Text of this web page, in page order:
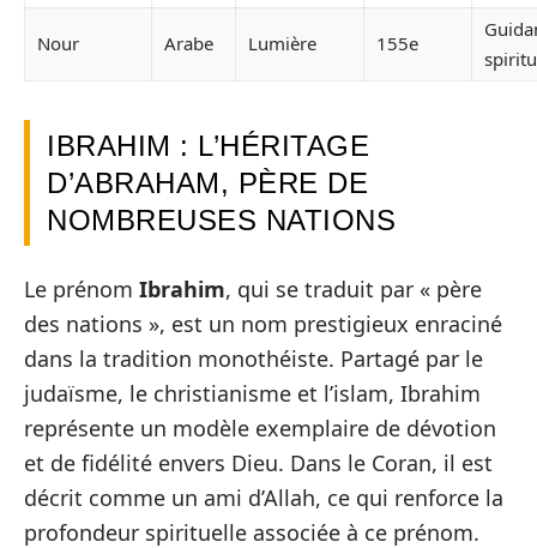
Nour Arabe Lumière 155e
IBRAHIM : L’HÉRITAGE
D’ABRAHAM, PÈRE DE
NOMBREUSES NATIONS
Le prénom Ibrahim, qui se traduit par « père
des nations », est un nom prestigieux enraciné
dans la tradition monothéiste. Partagé par le
judaïsme, le christianisme et l’islam, Ibrahim
représente un modèle exemplaire de dévotion
et de fidélité envers Dieu. Dans le Coran, il est
décrit comme un ami d’Allah, ce qui renforce la
profondeur spirituelle associée à ce prénom.